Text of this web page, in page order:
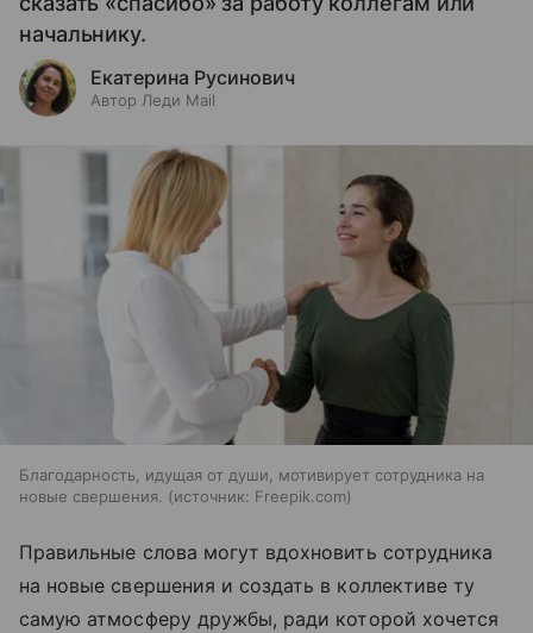
начальнику.
Екатерина Русинович
Автор Леди Mail
Благодарность, идущая от души, мотивирует сотрудника на
новые свершения.
источник: Freepik.com
Правильные слова могут вдохновить сотрудника
на новые свершения и создать в коллективе ту
самую атмосферу дружбы, ради которой хочется